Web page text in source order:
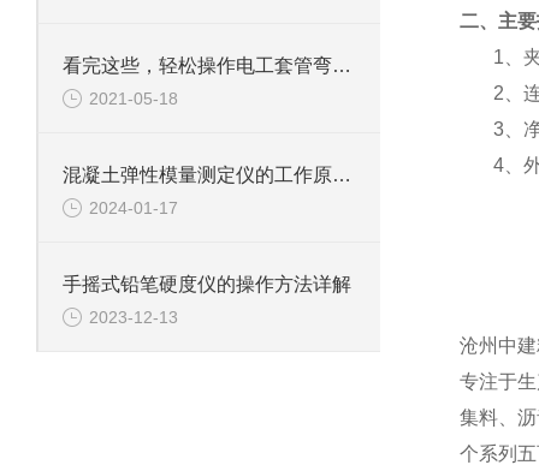
看完这些，轻松操作电工套管弯曲固定装置
2021-05-18
混凝土弹性模量测定仪的工作原理与应用
2024-01-17
手摇式铅笔硬度仪的操作方法详解
2023-12-13
二、 主要
1、
2、
3、
4、
沧州中
专注于
集料、
个系列